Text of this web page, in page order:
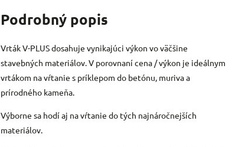
Podrobný popis
Vrták V-PLUS dosahuje vynikajúci výkon vo väčšine
stavebných materiálov. V porovnaní cena / výkon je ideálnym
vrtákom na vŕtanie s príklepom do betónu, muriva a
prírodného kameňa.
Výborne sa hodí aj na vŕtanie do tých najnáročnejších
materiálov.